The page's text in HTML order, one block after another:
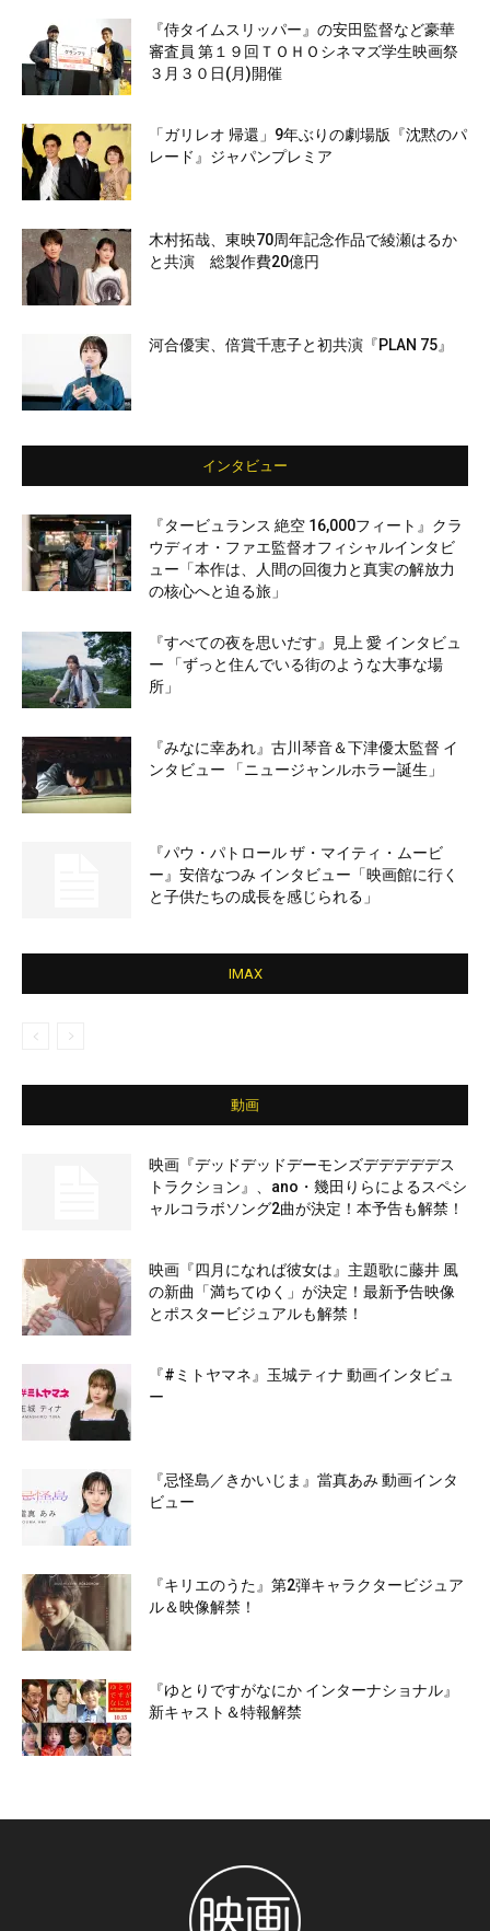
『侍タイムスリッパー』の安田監督など豪華
審査員 第１９回ＴＯＨＯシネマズ学生映画祭
３月３０日(月)開催
「ガリレオ 帰還」9年ぶりの劇場版『沈黙のパ
レード』ジャパンプレミア
木村拓哉、東映70周年記念作品で綾瀬はるか
と共演 総製作費20億円
河合優実、倍賞千恵子と初共演『PLAN 75』
インタビュー
『タービュランス 絶空 16,000フィート』クラ
ウディオ・ファエ監督オフィシャルインタビ
ュー「本作は、人間の回復力と真実の解放力
の核心へと迫る旅」
『すべての夜を思いだす』見上 愛 インタビュ
ー 「ずっと住んでいる街のような大事な場
所」
『みなに幸あれ』古川琴音＆下津優太監督 イ
ンタビュー 「ニュージャンルホラー誕生」
『パウ・パトロール ザ・マイティ・ムービ
ー』安倍なつみ インタビュー「映画館に行く
と子供たちの成長を感じられる」
IMAX
動画
映画『デッドデッドデーモンズデデデデデス
トラクション』、ano・幾田りらによるスペシ
ャルコラボソング2曲が決定！本予告も解禁！
映画『四月になれば彼女は』主題歌に藤井 風
の新曲「満ちてゆく」が決定！最新予告映像
とポスタービジュアルも解禁！
『#ミトヤマネ』玉城ティナ 動画インタビュ
ー
『忌怪島／きかいじま』當真あみ 動画インタ
ビュー
『キリエのうた』第2弾キャラクタービジュア
ル＆映像解禁！
『ゆとりですがなにか インターナショナル』
新キャスト＆特報解禁